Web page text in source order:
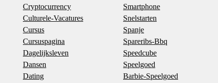
Cryptocurrency
Culturele-Vacatures
Cursus
Cursuspagina
Dagelijksleven
Dansen
Dating
Smartphone
Snelstarten
Spanje
Spareribs-Bbq
Speedcube
Speelgoed
Barbie-Speelgoed